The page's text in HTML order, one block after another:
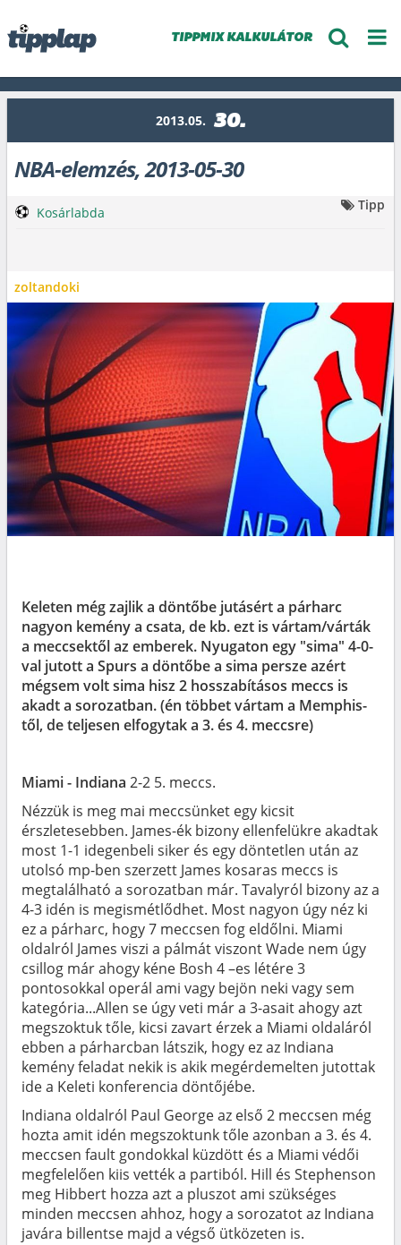
TIPPMIX KALKULÁTOR
2013.05. 30.
NBA-elemzés, 2013-05-30
zoltandoki
Kosárlabda Tipp
Keleten még zajlik a döntőbe jutásért a párharc
nagyon kemény a csata, de kb. ezt is vártam/várták
a meccsektől az emberek. Nyugaton egy "sima" 4-0-
val jutott a Spurs a döntőbe a sima persze azért
mégsem volt sima hisz 2 hosszabításos meccs is
akadt a sorozatban. (én többet vártam a Memphis-
től, de teljesen elfogytak a 3. és 4. meccsre)
Miami - Indiana 2-2 5. meccs.
Nézzük is meg mai meccsünket egy kicsit
érszletesebben. James-ék bizony ellenfelükre akadtak
most 1-1 idegenbeli siker és egy döntetlen után az
utolsó mp-ben szerzett James kosaras meccs is
megtalálható a sorozatban már. Tavalyról bizony az a
4-3 idén is megismétlődhet. Most nagyon úgy néz ki
ez a párharc, hogy 7 meccsen fog eldőlni. Miami
oldalról James viszi a pálmát viszont Wade nem úgy
csillog már ahogy kéne Bosh 4 –es létére 3
pontosokkal operál ami vagy bejön neki vagy sem
kategória...Allen se úgy veti már a 3-asait ahogy azt
megszoktuk tőle, kicsi zavart érzek a Miami oldaláról
ebben a párharcban látszik, hogy ez az Indiana
kemény feladat nekik is akik megérdemelten jutottak
ide a Keleti konferencia döntőjébe.
Indiana oldalról Paul George az első 2 meccsen még
hozta amit idén megszoktunk tőle azonban a 3. és 4.
meccsen fault gondokkal küzdött és a Miami védői
megfelelően kiis vették a partiból. Hill és Stephenson
meg Hibbert hozza azt a pluszot ami szükséges
minden meccsen ahhoz, hogy a sorozatot az Indiana
javára billentse majd a végső ütközeten is.